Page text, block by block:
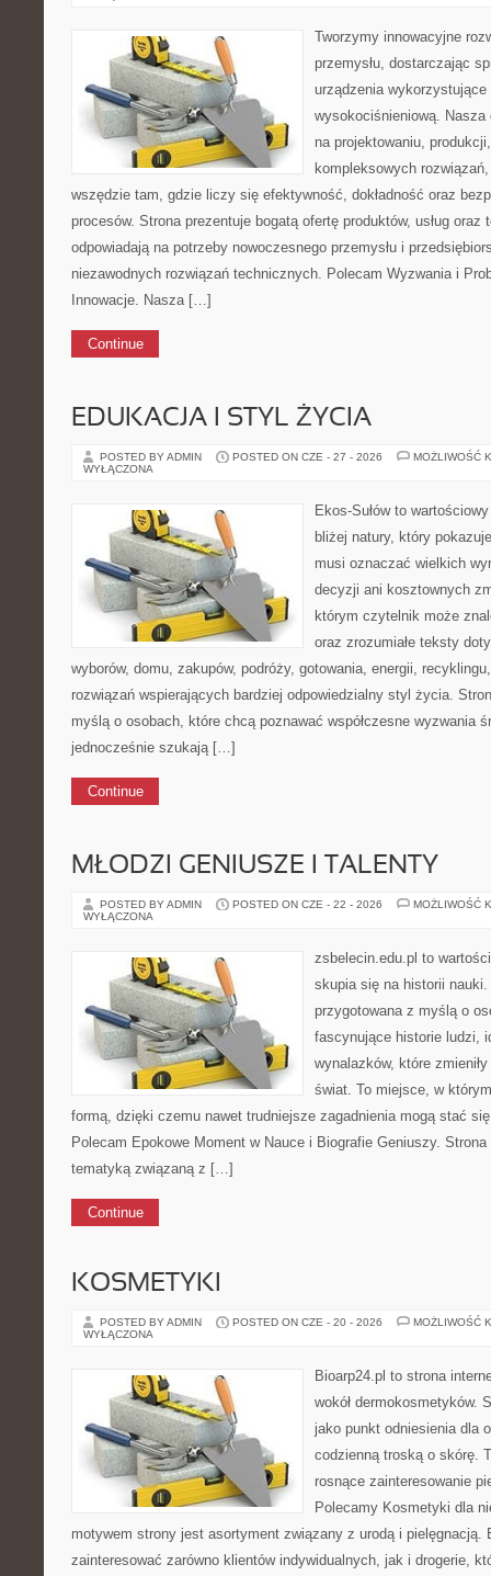
Tworzymy innowacyjne
przemysłu, dostarczając
urządzenia wykorzystujące
wysokociśnieniową. Nasza
na projektowaniu,
kompleksowych
wszędzie tam, gdzie liczy się efektywność, dokładność oraz
procesów. Strona prezentuje bogatą ofertę produktów, usług oraz
odpowiadają na potrzeby nowoczesnego przemysłu i
niezawodnych rozwiązań technicznych. Polecam Wyzwania i
Innowacje. Nasza […]
Continue
EDUKACJA I STYL ŻYCIA
POSTED BY ADMIN POSTED ON CZE - 27 - 2026
MOŻLIWOŚĆ
WYŁĄCZONA
Ekos-Sułów to
bliżej natury, który
musi oznaczać wielkich
decyzji ani kosztownych
którym czytelnik może
oraz zrozumiałe teksty
wyborów, domu, zakupów, podróży, gotowania, energii,
rozwiązań wspierających bardziej odpowiedzialny styl życia.
myślą o osobach, które chcą poznawać współczesne wyzwania
jednocześnie szukają […]
Continue
MŁODZI GENIUSZE I TALENTY
POSTED BY ADMIN POSTED ON CZE - 22 - 2026
MOŻLIWOŚĆ
WYŁĄCZONA
zsbelecin.edu.pl to
skupia się na historii nauki.
przygotowana z myślą o
fascynujące historie ludzi,
wynalazków, które
świat. To miejsce, w
formą, dzięki czemu nawet trudniejsze zagadnienia mogą stać
Polecam Epokowe Moment w Nauce i Biografie Geniuszy.
tematyką związaną z […]
Continue
KOSMETYKI
POSTED BY ADMIN POSTED ON CZE - 20 - 2026
MOŻLIWOŚĆ
WYŁĄCZONA
Bioarp24.pl to strona
wokół dermokosmetyków.
jako punkt odniesienia dla
codzienną troską o skórę.
rosnące zainteresowanie
Polecamy Kosmetyki dla
motywem strony jest asortyment związany z urodą i pielęgnacją.
zainteresować zarówno klientów indywidualnych, jak i drogerie,